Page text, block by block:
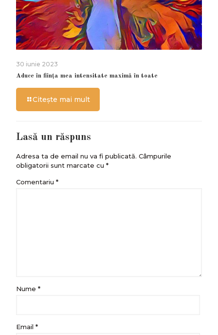
30 iunie 2023
Aduce în ființa mea intensitate maximă în toate
Citește mai mult
Lasă un răspuns
Adresa ta de email nu va fi publicată. Câmpurile
obligatorii sunt marcate cu *
Comentariu *
Nume *
Email *